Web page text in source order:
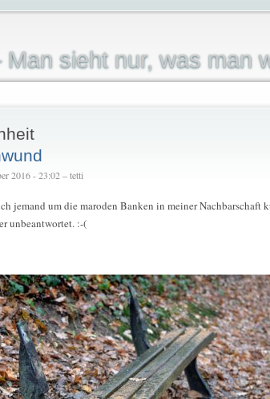
sieht nur, was man
2016 - 23:02 – tetti
jemand um die maroden Banken in meiner Nachbarschaft
unbeantwortet. :-(